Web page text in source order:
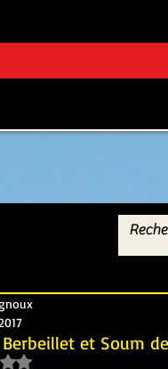
et Soum
NaN étoiles sur 5.